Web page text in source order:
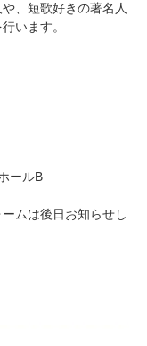
、短歌好きの著名人
います。
ールB
ムは後日お知らせし